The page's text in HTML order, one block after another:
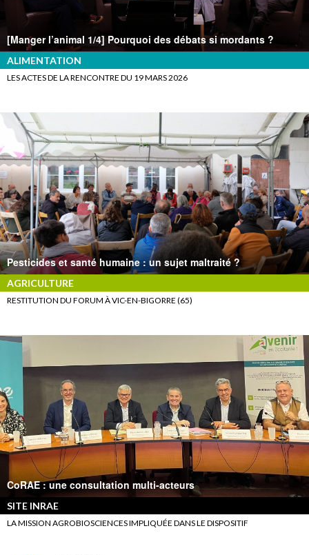
[Manger l’animal 1/4] Pourquoi des débats si mordants ?
ALIMENTATION
LES ACTES DE LA RENCONTRE DU 19 MARS 2026
Pesticides et santé humaine : un sujet maltraité ?
AGRICULTURE
RESTITUTION DU FORUM À VIC-EN-BIGORRE (65)
CoRAE : une consultation multi-acteurs
SITE INRAE
LA MISSION AGROBIOSCIENCES IMPLIQUÉE DANS LE DISPOSITIF